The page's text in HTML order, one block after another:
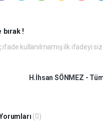
bırak !
ifade kullanılmamış ilk ifadeyi siz
H.İhsan SÖNMEZ -
(0)